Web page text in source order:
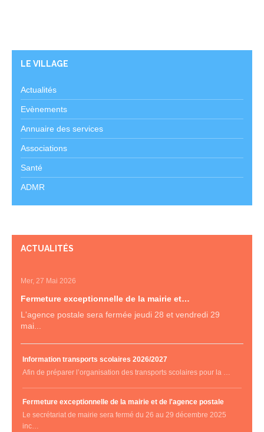
LE VILLAGE
Actualités
Evènements
Annuaire des services
Associations
Santé
ADMR
ACTUALITÉS
Mer, 27 Mai 2026
Fermeture exceptionnelle de la mairie et…
L'agence postale sera fermée jeudi 28 et vendredi 29
mai...
Information transports scolaires 2026/2027
Afin de préparer l’organisation des transports scolaires pour la …
Fermeture exceptionnelle de la mairie et de l'agence postale
Le secrétariat de mairie sera fermé du 26 au 29 décembre 2025
inc…